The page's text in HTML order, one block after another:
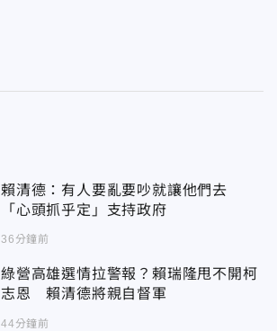
賴清德：有人要亂要吵就讓他們去
「心頭抓乎定」支持政府
36分鐘前
綠營高雄選情拉警報？賴瑞隆甩不開柯
志恩 賴清德將親自督軍
44分鐘前